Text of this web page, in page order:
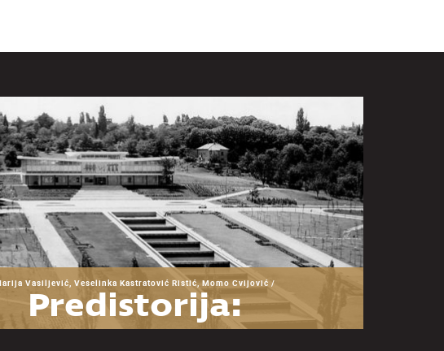
Vasiljević, Veselinka Kastratović Ristić, Momo Cvijović /
Predistorija: